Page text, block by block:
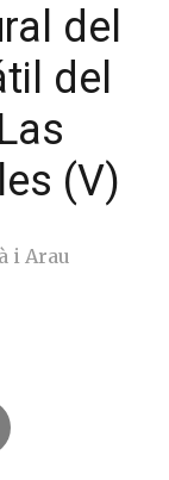
del
del
(V)
i Arau